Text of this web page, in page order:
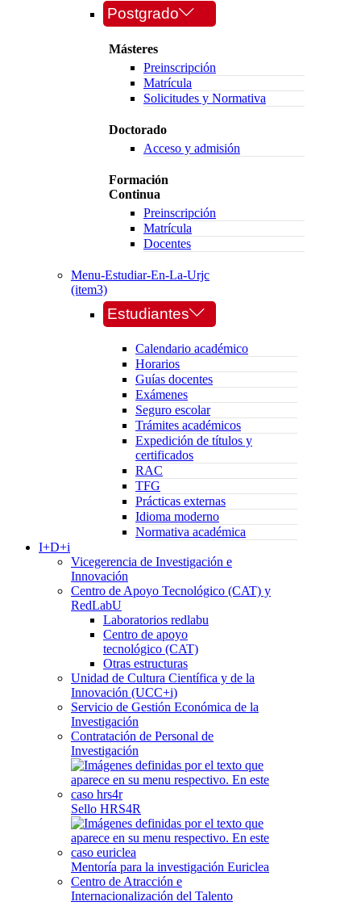
Postgrado
Másteres
Preinscripción
Matrícula
Solicitudes y Normativa
Doctorado
Acceso y admisión
Formación
Continua
Preinscripción
Matrícula
Docentes
Menu-Estudiar-En-La-Urjc
(item3)
Estudiantes
Calendario académico
Horarios
Guías docentes
Exámenes
Seguro escolar
Trámites académicos
Expedición de títulos y
certificados
RAC
TFG
Prácticas externas
Idioma moderno
Normativa académica
I+D+i
Vicegerencia de Investigación e
Innovación
Centro de Apoyo Tecnológico (CAT) y
RedLabU
Laboratorios redlabu
Centro de apoyo
tecnológico (CAT)
Otras estructuras
Unidad de Cultura Científica y de la
Innovación (UCC+i)
Servicio de Gestión Económica de la
Investigación
Contratación de Personal de
Investigación
Sello HRS4R
Mentoría para la investigación Euriclea
Centro de Atracción e
Internacionalización del Talento